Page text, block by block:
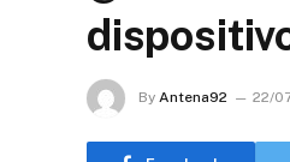
By Antena92 22/